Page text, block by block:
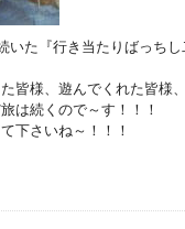
いた『行き当たりばっち
皆様、遊んでくれた皆様
は続くので～す！！！
下さいね～！！！